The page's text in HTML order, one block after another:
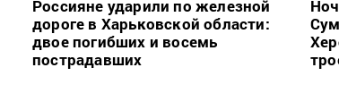
Россияне ударили по железной
дороге в Харьковской области:
двое погибших и восемь
пострадавших